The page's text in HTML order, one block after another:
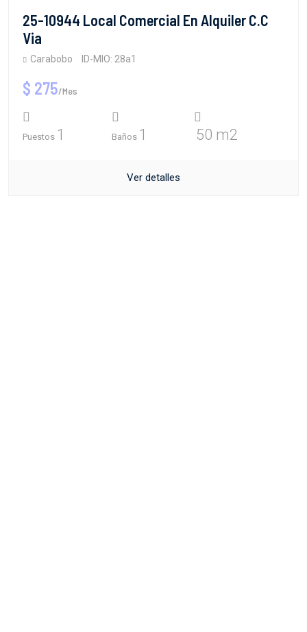
25-10944 Local Comercial En Alquiler C.C
Via
Carabobo ID-MIO: 28a1
$ 275/Mes
Puestos 1 Baños 1 50 m2
Ver detalles